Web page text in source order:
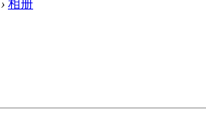
› 相册